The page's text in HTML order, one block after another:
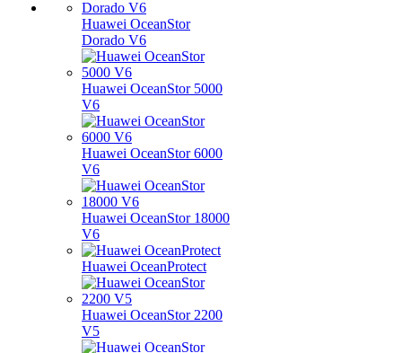
Huawei OceanStor
Dorado V6
Huawei OceanStor 5000
V6
Huawei OceanStor 6000
V6
Huawei OceanStor 18000
V6
Huawei OceanProtect
Huawei OceanStor 2200
V5